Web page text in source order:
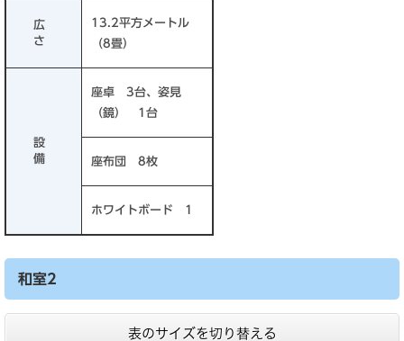
広
さ
13.2平方メートル
（8畳）
設
備
座卓 3台、姿見
（鏡） 1台
座布団 8枚
ホワイトボード 1
和室2
表のサイズを切り替える